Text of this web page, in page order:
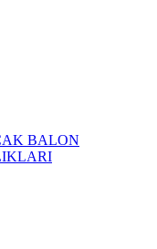
BALON